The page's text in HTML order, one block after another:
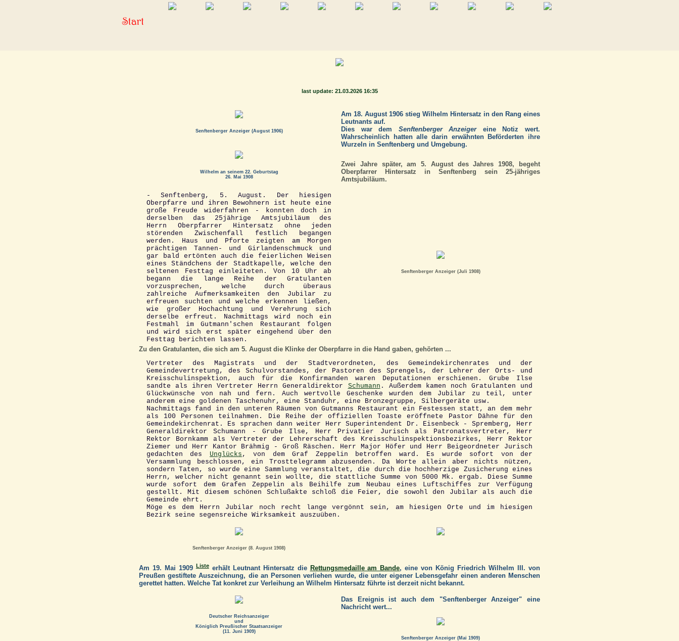
last update: 21.03.2026 16:35
Senftenberger Anzeiger (August 1906)
Am 18. August 1906 stieg Wilhelm Hintersatz in den Rang eines
Leutnants auf.
Dies war dem Senftenberger Anzeigereine Notiz wert.
Wahrscheinlich hatten alle darin erwähnten Beförderten ihre
Wurzeln in Senftenberg und Umgebung.
Wilhelm an seinem 22. Geburtstag
26. Mai 1908
Zwei Jahre später, am 5. August des Jahres 1908, begeht
Oberpfarrer Hintersatz in Senftenberg sein 25-jähriges
Amtsjubiläum.
- Senftenberg, 5. August. Der hiesigen
Oberpfarre und ihren Bewohnern ist heute eine
große Freude widerfahren - konnten doch in
derselben das 25jährige Amtsjubiläum des
Herrn Oberpfarrer Hintersatz ohne jeden
störenden Zwischenfall festlich begangen
werden. Haus und Pforte zeigten am Morgen
prächtigen Tannen- und Girlandenschmuck und
gar bald ertönten auch die feierlichen Weisen
eines Ständchens der Stadtkapelle, welche den
seltenen Festtag einleiteten. Von 10 Uhr ab
begann die lange Reihe der Gratulanten
vorzusprechen, welche durch überaus
zahlreiche Aufmerksamkeiten den Jubilar zu
erfreuen suchten und welche erkennen ließen,
wie großer Hochachtung und Verehrung sich
derselbe erfreut. Nachmittags wird noch ein
Festmahl im Gutmann'schen Restaurant folgen
und wird sich erst später eingehend über den
Festtag berichten lassen.
Senftenberger Anzeiger (Juli 1908)
Zu den Gratulanten, die sich am 5. August die Klinke der Oberpfarre in die Hand gaben, gehörten ...
Vertreter des Magistrats und der Stadtverordneten, des Gemeindekirchenrates und der
Gemeindevertretung, des Schulvorstandes, der Pastoren des Sprengels, der Lehrer der Orts- und
Kreisschulinspektion, auch für die Konfirmanden waren Deputationen erschienen. Grube Ilse
sandte als ihren Vertreter Herrn Generaldirektor Schumann . Außerdem kamen noch Gratulanten und
Glückwünsche von nah und fern. Auch wertvolle Geschenke wurden dem Jubilar zu teil, unter
anderem eine goldenen Taschenuhr, eine Standuhr, eine Bronzegruppe, Silbergeräte usw.
Nachmittags fand in den unteren Räumen von Gutmanns Restaurant ein Festessen statt, an dem mehr
als 100 Personen teilnahmen. Die Reihe der offiziellen Toaste eröffnete Pastor Dähne für den
Gemeindekirchenrat. Es sprachen dann weiter Herr Superintendent Dr. Eisenbeck - Spremberg, Herr
Generaldirektor Schumann - Grube Ilse, Herr Privatier Jurisch als Patronatsvertreter, Herr
Rektor Bornkamm als Vertreter der Lehrerschaft des Kreisschulinspektionsbezirkes, Herr Rektor
Ziemer und Herr Kantor Brähmig - Groß Räschen. Herr Major Höfer und Herr Beigeordneter Jurisch
gedachten des Unglücks , von dem Graf Zeppelin betroffen ward. Es wurde sofort von der
Versammlung beschlossen, ein Trosttelegramm abzusenden. Da Worte allein aber nichts nützen,
sondern Taten, so wurde eine Sammlung veranstaltet, die durch die hochherzige Zusicherung eines
Herrn, welcher nicht genannt sein wollte, die stattliche Summe von 5000 Mk. ergab. Diese Summe
wurde sofort dem Grafen Zeppelin als Beihilfe zum Neubau eines Luftschiffes zur Verfügung
gestellt. Mit diesem schönen Schlußakte schloß die Feier, die sowohl den Jubilar als auch die
Gemeinde ehrt.
Möge es dem Herrn Jubilar noch recht lange vergönnt sein, am hiesigen Orte und im hiesigen
Bezirk seine segensreiche Wirksamkeit auszuüben.
Senftenberger Anzeiger (8. August 1908)
Am 19. Mai 1909Listeerhält Leutnant Hintersatz die Rettungsmedaille am Bande, eine von König Friedrich Wilhelm III. von
Preußen gestiftete Auszeichnung, die an Personen verliehen wurde, die unter eigener Lebensgefahr einen anderen Menschen
gerettet hatten. Welche Tat konkret zur Verleihung an Wilhelm Hintersatz führte ist derzeit nicht bekannt.
Deutscher Reichsanzeiger
und
Königlich Preußischer Staatsanzeiger
(11. Juni 1909)
Das Ereignis ist auch dem "Senftenberger Anzeiger" eine
Nachricht wert...
Senftenberger Anzeiger (Mai 1909)